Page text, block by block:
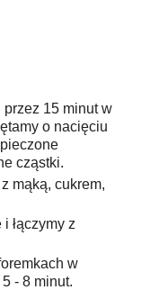
15 minut w
o nacięciu
cząstki.
mąką, cukrem,
łączymy z
w
- 8 minut.